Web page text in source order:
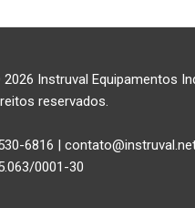
Instruval Equipamentos
reservados.
6816 |
0001-30